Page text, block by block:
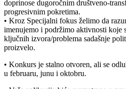
doprinose dugoročnim društveno-
progresivnim pokretima.
• Kroz Specijalni fokus želimo da
imenujemo i podržimo aktivnosti koje
ključnih izvora/problema sadašnje
proizvelo.
• Konkurs je stalno otvoren, ali se
u februaru, junu i oktobru.